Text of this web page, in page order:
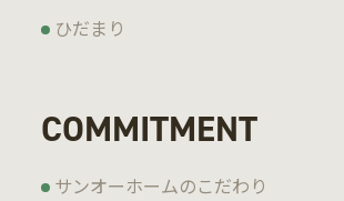
ひだまり
COMMITMENT
サンオーホームのこだわり